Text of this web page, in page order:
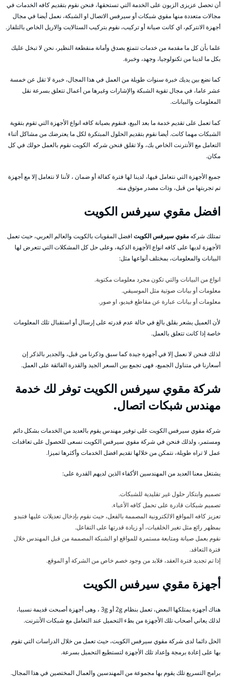
أن تحصل عزيزى الزبون على الخدمة التي تستحقها، فنحن نقوم بتقديم كافه الخدمات في
مجالات متعددة منها مقوي شبكات أو سيرفس الاتصال او الشبكة، نعمل أيضا في مجال
أجهزة الانتركم، اي كانت صيانة أو تركيب، نقوم بتركيب الستالايت والاريل الخاص بالتلفاز.
علما بأن كل ما مقدمة من خدمات تتمتع بصدق وأمانة منقطعة النظير، نحن لا تبخل عليك
بكل ما لدينا من تكنولوجيا، وجهد، وخبرة.
كما نضع بين يديك خبرة سنوات طويلة من العمل في هذا المجال، خبرة لا تقل عن خمسة
عشر عاما، في مجال تقوية الشبكة والإشارات وغيرها من أعمال تتعلق بسرعة نقل
المعلومات والبيانات.
كما تعمل على تقديم خدمة ما بعد البيع، فنقوم بصيانة كافه انواع الأجهزة التي تقوم بتقوية
الشبكات مهما كانت. أيضا نقوم بتقديم الحلول المبتكرة لكل ما يعترضك من مشاكل أثناء
التعامل مع الأنترنت الخاص بك، ولا تقلق فنحن شركه الكويت نقوم بالعمل حولك في كل
مكان.
جميع الأجهزة التي نتعامل فيها، لدينا لها فترة كفالة أو ضمان ، لأننا لا نتعامل إلا مع أجهزة
تم تجربتها من قبل، وذات مصدر موثوق منه.
افضل مقوي سيرفس الكويت
تمتلك شركهمقوي سيرفس الكويتافضل المقويات بالكويت والعالم العربي، حيث تعمل
الأجهزة لديها على كافه انواع الأجهزة الذكية، وعلى حل كل المشكلات التي تتعرض لها
البيانات والمعلومات، بمختلف أنواعها مثل:
انواع من البيانات والتي تكون مجرد معلومات مكتوبة.
معلومات أو بيانات صوتية مثل الموسيقي.
معلومات أو بيانات عبارة عن مقاطع فيديو، او صور.
لأن العميل يشعر بقلق بالغ في حالة عدم قدرته على إرسال أو استقبال تلك المعلومات
خاصة إذا كانت تتعلق بالعمل.
لذلك فنحن لا نعمل إلا في أجهزة جيدة كما سبق وذكرنا من قبل، والجدير بالذكر إن
أسعارنا في متناول الجميع، فهى تجمع بين السعر الجيد والقدرة الفائقة على العمل.
شركة مقوي سيرفس الكويت توفر لك خدمة
مهندس شبكات اتصال.
شركة مقوي سيرفس الكويت على توفير مهندس يقوم بالعديد من الخدمات بشكل دائم
ومستمر، ولذلك فنحن في شركة مقوي سيرفس الكويت نسعى للحصول على تعاقدات
عمل لا تراه طويلة، نتمكن من خلالها تقديم افضل الخدمات وأكثرها تميزا.
يشتغل معنا العديد من المهندسين الأكفاء الذين لديهم القدرة على:
تصميم وابتكار حلول غير تقليدية للشبكات.
تصميم شبكات قادرة على تحمل كافه الأعباء.
تعزيز كافه المواقع الالكترونية المصممة بالفعل، حيث نقوم بإدخال تعديلات عليها فتبدو
بمظهر رائع مثل تغير الخلفيات، أو زيادة قدرتها على التفاعل.
نقوم بعمل صيانة ومتابعة مستمرة للمواقع او الشبكة المصممة من قبل المهندس خلال
فترة التعاقد.
إذا تم تجديد فترة العقد، فلابد من وجود خصم خاص من الشركة أو الموقع.
أجهزة مقوي سيرفس الكويت
هناك أجهزة يمتلكها البعض، تعمل بنظام 2g أو 3g ، وهى أجهزة أصبحت قديمة نسبيا،
لذلك يعاني أصحاب تلك الأجهزة من بطء التحميل عند التعامل مع شبكات الأنترنت.
الحل دائما لدى شركة مقوي سيرفس الكويت، حيث تعمل من خلال الدراسات التي تقوم
بها على إعادة برمجة وإعداد تلك الأجهزة لتستطيع التحميل بسرعة.
برامج التسريع تلك يقوم بها مجموعة من المهندسين والعمال المختصين في هذا المجال.